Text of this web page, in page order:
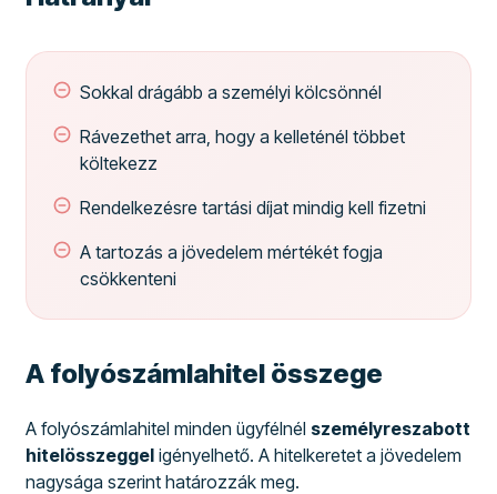
Sokkal drágább a személyi kölcsönnél
Rávezethet arra, hogy a kelleténél többet
költekezz
Rendelkezésre tartási díjat mindig kell fizetni
A tartozás a jövedelem mértékét fogja
csökkenteni
A folyószámlahitel összege
A folyószámlahitel minden ügyfélnél személyreszabott
hitelösszeggel igényelhető. A hitelkeretet a jövedelem
nagysága szerint határozzák meg.